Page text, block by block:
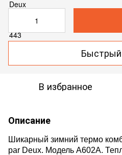
Быстрый
В избранное
Описание
Шикарный зимний термо
par Deux. Модель A602A.